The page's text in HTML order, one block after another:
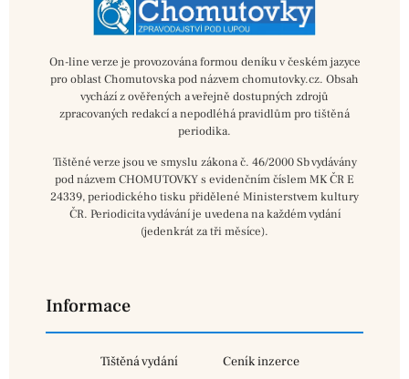
On-line verze je provozována formou deníku v českém jazyce
pro oblast Chomutovska pod názvem chomutovky.cz. Obsah
vychází z ověřených a veřejně dostupných zdrojů
zpracovaných redakcí a nepodléhá pravidlům pro tištěná
periodika.
Tištěné verze jsou ve smyslu zákona č. 46/2000 Sb vydávány
pod názvem CHOMUTOVKY s evidenčním číslem MK ČR E
24339, periodického tisku přidělené Ministerstvem kultury
ČR. Periodicita vydávání je uvedena na každém vydání
(jedenkrát za tři měsíce).
Informace
Tištěná vydání Ceník inzerce